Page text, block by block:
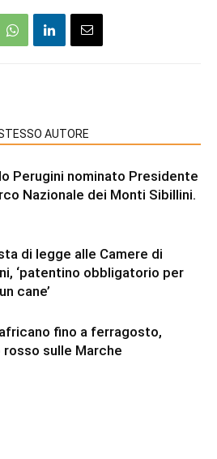
AUTORE
Perugini nominato Presidente
Nazionale dei Monti Sibillini.
di legge alle Camere di
‘patentino obbligatorio per
cane’
fino a ferragosto,
rosso sulle Marche